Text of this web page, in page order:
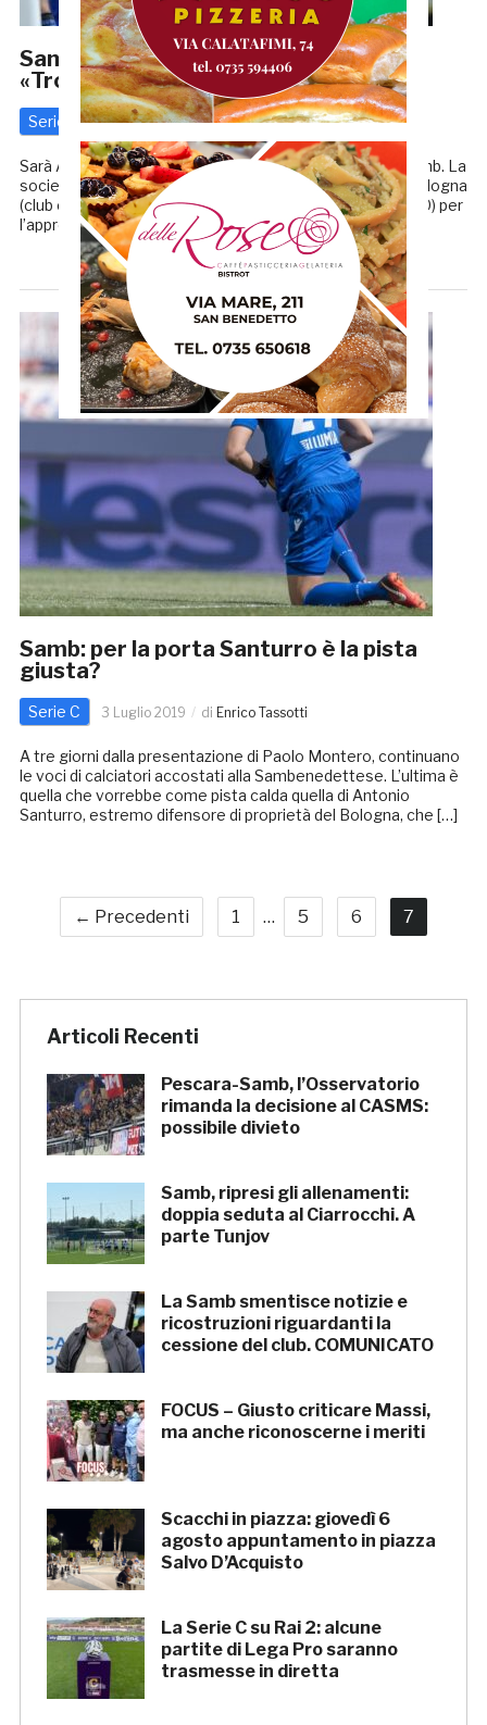
Samb-Santurro, tutto fatto. Fusco:
«Trovata l’intesa, è un ottimo profilo»
Serie C 4 Luglio 2019 diRedazione GRB
Sarà Antonio Santurro il nuovo numero portiere della Samb. La
società rossoblù avrebbe infatti trovato l’accordo col Bologna
(club con cui Santurro ha un contratto fino al giugno 2020) per
l’approdo in prestito nella Riviera […]
Samb: per la porta Santurro è la pista
giusta?
Serie C 3 Luglio 2019 di Enrico Tassotti
A tre giorni dalla presentazione di Paolo Montero, continuano
le voci di calciatori accostati alla Sambenedettese. L’ultima è
quella che vorrebbe come pista calda quella di Antonio
Santurro, estremo difensore di proprietà del Bologna, che […]
← Precedenti 1 … 5 6 7
Articoli Recenti
Pescara-Samb, l’Osservatorio
rimanda la decisione al CASMS:
possibile divieto
Samb, ripresi gli allenamenti:
doppia seduta al Ciarrocchi. A
parte Tunjov
La Samb smentisce notizie e
ricostruzioni riguardanti la
cessione del club. COMUNICATO
FOCUS – Giusto criticare Massi,
ma anche riconoscerne i meriti
Scacchi in piazza: giovedì 6
agosto appuntamento in piazza
Salvo D’Acquisto
La Serie C su Rai 2: alcune
partite di Lega Pro saranno
trasmesse in diretta